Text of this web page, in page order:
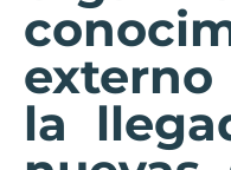
la